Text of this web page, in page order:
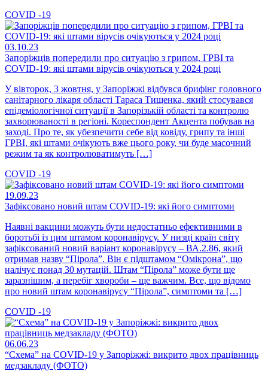
COVID -19
03.10.23
Запоріжців попередили про ситуацію з грипом, ГРВІ та
COVID-19: які штами вірусів очікуються у 2024 році
У вівторок, 3 жовтня, у Запоріжжі відбувся брифінг головного
санітарного лікаря області Тараса Тищенка, який стосувався
епідеміологічної ситуації в Запорізькій області та контролю
захворюваності в регіоні. Кореспондент Акцента побував на
заході. Про те, як убезпечити себе від ковіду, грипу та інші
ГРВІ, які штами очікують вже цього року, чи буде масочний
режим та як контролюватимуть […]
COVID -19
19.09.23
Зафіксовано новий штам COVID-19: які його симптоми
Наявні вакцини можуть бути недостатньо ефективними в
боротьбі із цим штамом коронавірусу. У низці країн світу
зафіксований новий варіант коронавірусу – ВА.2.86, який
отримав назву “Пірола”. Він є підштамом “Омікрона”, що
налічує понад 30 мутацій. Штам “Пірола” може бути ще
заразнішим, а перебіг хвороби – ще важчим. Все, що відомо
про новий штам коронавірусу “Пірола”, симптоми та […]
COVID -19
06.06.23
“Схема” на COVID-19 у Запоріжжі: викрито двох працівниць
медзакладу (ФОТО)